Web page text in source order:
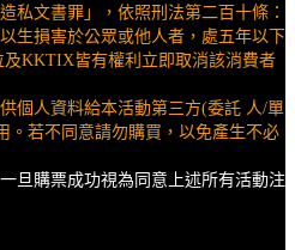
私文書罪」，依照刑法第二百十條：
生損害於公眾或他人者，處五年以下
KKTIX皆有權利立即取消該消費者
個人資料給本活動第三方(委託 人/單
。若不同意請勿購買，以免產生不必
旦購票成功視為同意上述所有活動注